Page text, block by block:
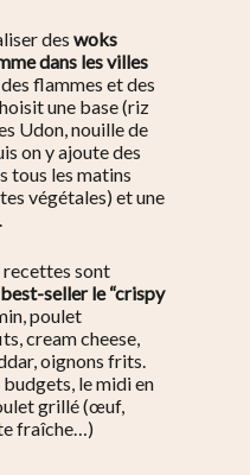
des woks
dans les villes
flammes et des
une base (riz
Udon, nouille de
on y ajoute des
tous les matins
végétales) et une
recettes sont
best-seller le “crispy
poulet
cream cheese,
oignons frits.
le midi en
grillé (œuf,
fraîche…)